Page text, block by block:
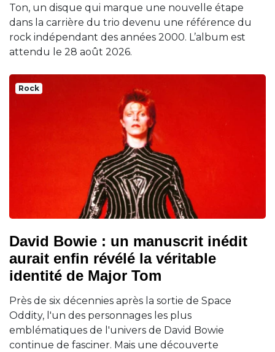
Ton, un disque qui marque une nouvelle étape
dans la carrière du trio devenu une référence du
rock indépendant des années 2000. L’album est
attendu le 28 août 2026.
Rock
David Bowie : un manuscrit inédit
aurait enfin révélé la véritable
identité de Major Tom
Près de six décennies après la sortie de Space
Oddity, l'un des personnages les plus
emblématiques de l'univers de David Bowie
continue de fasciner. Mais une découverte